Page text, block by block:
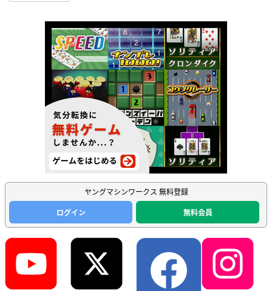
ヤングマシンワークス 無料登録
ログイン
無料会員